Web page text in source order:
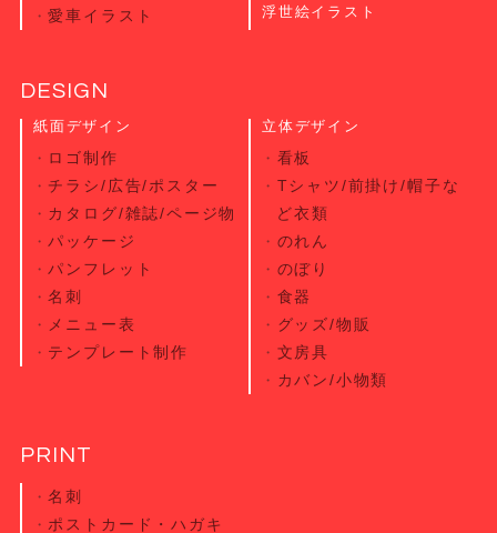
愛車イラスト
浮世絵イラスト
DESIGN
紙面デザイン
ロゴ制作
チラシ/広告/ポスター
カタログ/雑誌/ページ物
パッケージ
パンフレット
名刺
メニュー表
テンプレート制作
立体デザイン
看板
Tシャツ/前掛け/帽子な
ど衣類
のれん
のぼり
食器
グッズ/物販
文房具
カバン/小物類
PRINT
名刺
ポストカード・ハガキ